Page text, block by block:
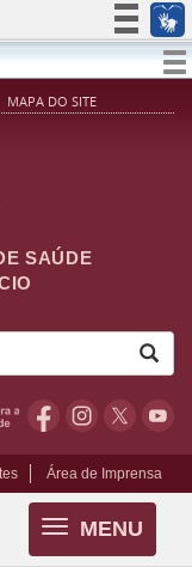
Participe
MAPA DO SITE
SAÚDE
Área de Imprensa
MENU
Toggle
navigation